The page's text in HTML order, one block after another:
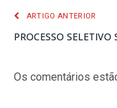
ARTIGO ANTERIOR
PROCESSO
Os comentários